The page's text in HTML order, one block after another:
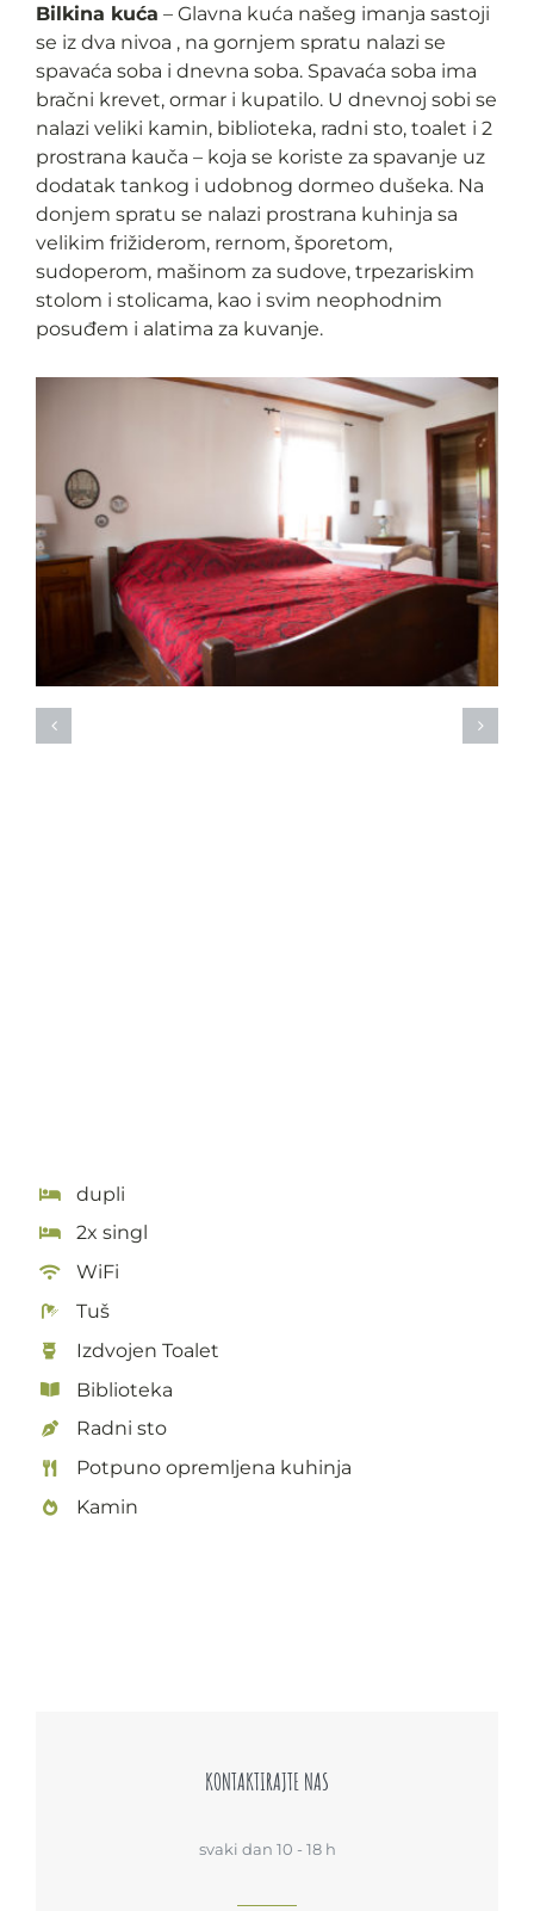
Bilkina kuća – Glavna kuća našeg imanja sastoji
se iz dva nivoa , na gornjem spratu nalazi se
spavaća soba i dnevna soba. Spavaća soba ima
bračni krevet, ormar i kupatilo. U dnevnoj sobi se
nalazi veliki kamin, biblioteka, radni sto, toalet i 2
prostrana kauča – koja se koriste za spavanje uz
dodatak tankog i udobnog dormeo dušeka. Na
donjem spratu se nalazi prostrana kuhinja sa
velikim frižiderom, rernom, šporetom,
sudoperom, mašinom za sudove, trpezariskim
stolom i stolicama, kao i svim neophodnim
posuđem i alatima za kuvanje.
dupli
2x singl
WiFi
Tuš
Izdvojen Toalet
Biblioteka
Radni sto
Potpuno opremljena kuhinja
Kamin
KONTAKTIRAJTE NAS
svaki dan 10 - 18 h